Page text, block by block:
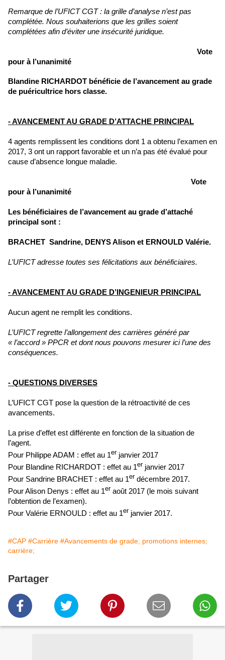
Remarque de l’UFICT CGT : la grille d’analyse n’est pas
complétée. Nous souhaiterions que les grilles soient
complétées afin d’éviter une insécurité juridique.
Vote
pour à l’unanimité
Blandine RICHARDOT bénéficie de l’avancement au grade
de puéricultrice hors classe.
- AVANCEMENT AU GRADE D’ATTACHE PRINCIPAL
4 agents remplissent les conditions dont 1 a obtenu l’examen en
2017, 3 ont un rapport favorable et un n’a pas été évalué pour
cause d’absence longue maladie.
Vote
pour à l’unanimité
Les bénéficiaires de l’avancement au grade d’attaché
principal sont :
BRACHET Sandrine, DENYS Alison et ERNOULD Valérie.
L’UFICT adresse toutes ses félicitations aux bénéficiaires.
- AVANCEMENT AU GRADE D’INGENIEUR PRINCIPAL
Aucun agent ne remplit les conditions.
L’UFICT regrette l’allongement des carrières généré par
« l’accord » PPCR et dont nous pouvons mesurer ici l’une des
conséquences.
- QUESTIONS DIVERSES
L’UFICT CGT pose la question de la rétroactivité de ces
avancements.
La prise d’effet est différente en fonction de la situation de
l’agent.
Pour Philippe ADAM : effet au 1er janvier 2017
Pour Blandine RICHARDOT : effet au 1er janvier 2017
Pour Sandrine BRACHET : effet au 1er décembre 2017.
Pour Alison Denys : effet au 1er août 2017 (le mois suivant
l’obtention de l’examen).
Pour Valérie ERNOULD : effet au 1er janvier 2017.
#CAP #Carrière #Avancements de grade; promotions internes;
carrière;
Partager